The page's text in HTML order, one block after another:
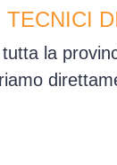
TECNICI
la